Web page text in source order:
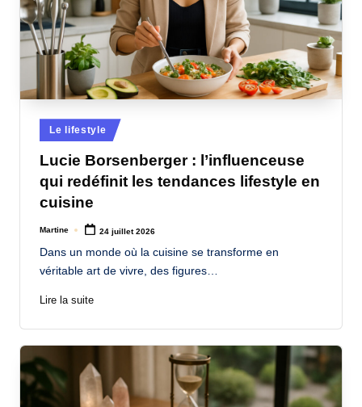
Posted
in
Le lifestyle
Lucie Borsenberger : l’influenceuse
qui redéfinit les tendances lifestyle en
cuisine
Posted
Martine 24 juillet 2026
Dans un monde où la cuisine se transforme en
véritable art de vivre, des figures…
Lire la suite